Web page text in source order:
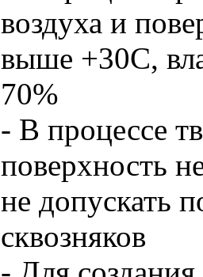
воздуха и
выше +30С,
70%
- В процессе
поверхность
не допускать
сквозняков